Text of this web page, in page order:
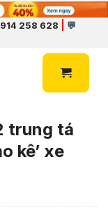
258 628
💬
trung tá
kê’ xe